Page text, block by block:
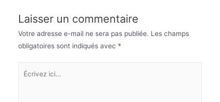
Laisser un commentaire
Votre adresse e-mail ne sera pas publiée. Les champs
obligatoires sont indiqués avec *